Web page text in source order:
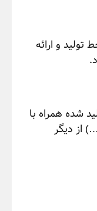
و ارائه
شده همراه با
از دیگر